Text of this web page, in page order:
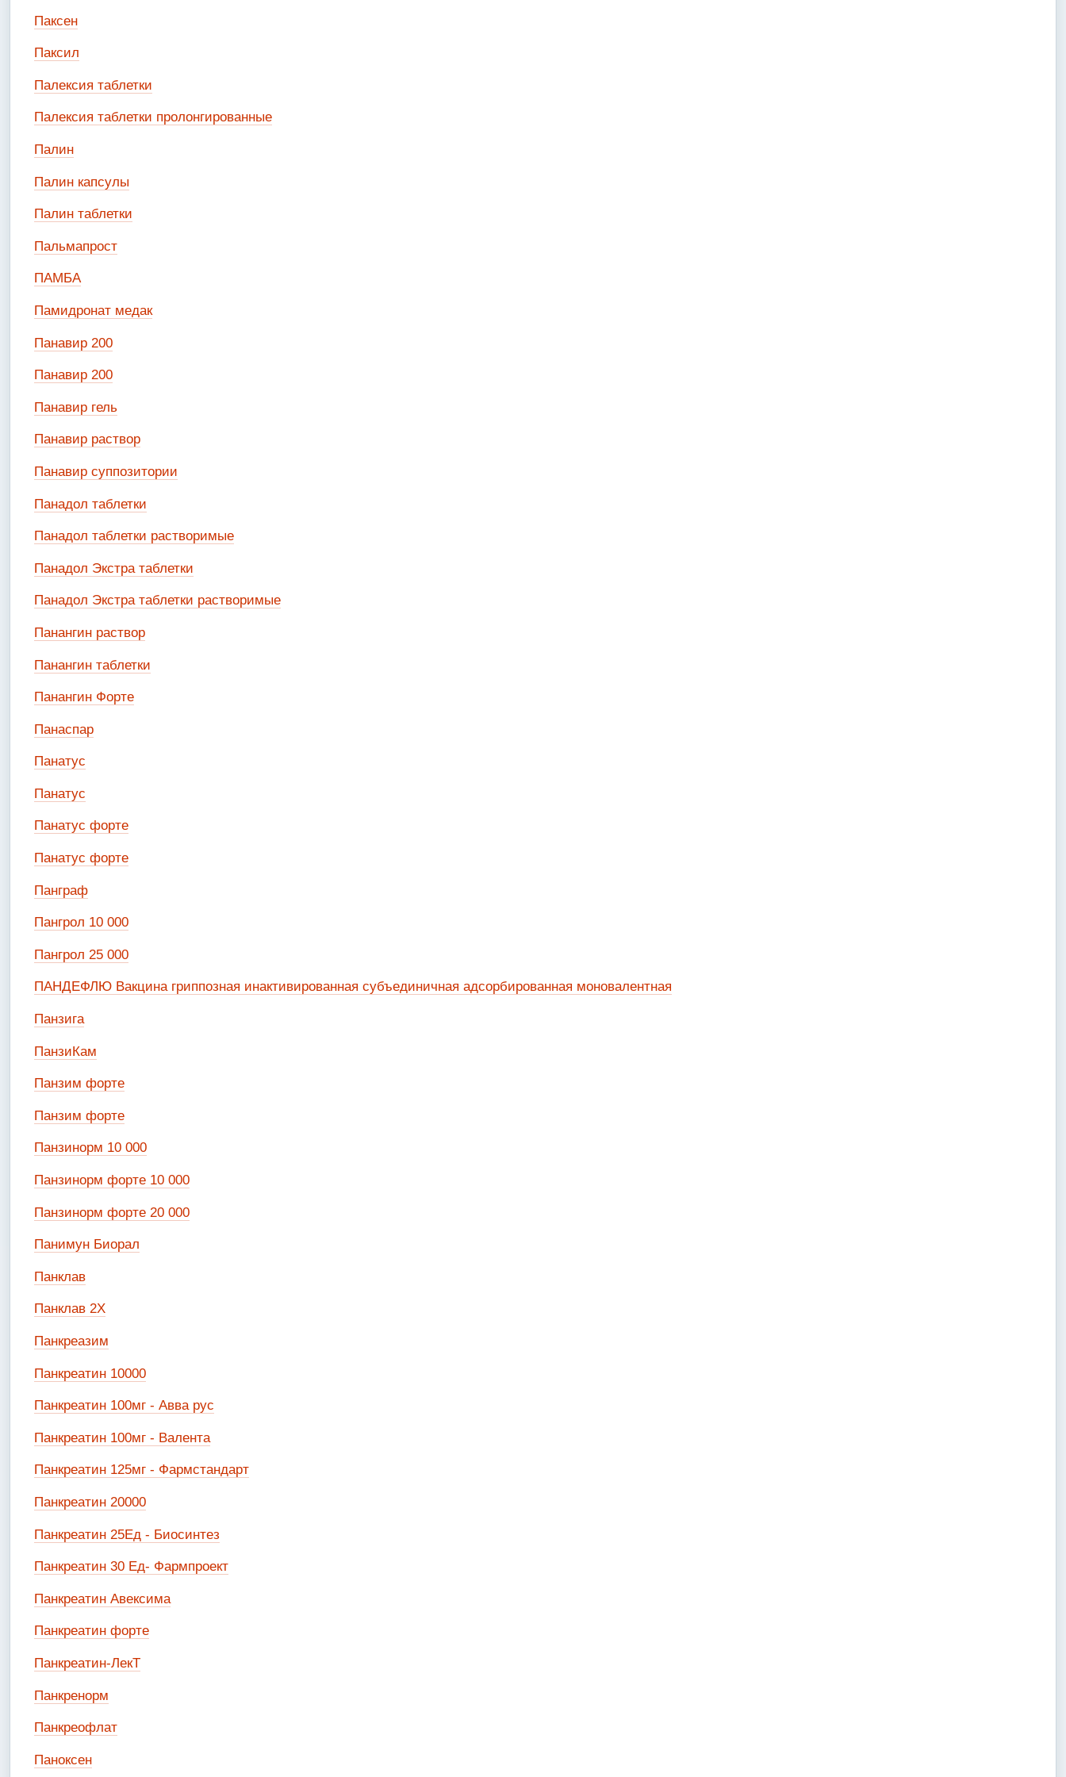
Паксен
Паксил
Палексия таблетки
Палексия таблетки пролонгированные
Палин
Палин капсулы
Палин таблетки
Пальмапрост
ПАМБА
Памидронат медак
Панавир 200
Панавир 200
Панавир гель
Панавир раствор
Панавир суппозитории
Панадол таблетки
Панадол таблетки растворимые
Панадол Экстра таблетки
Панадол Экстра таблетки растворимые
Панангин раствор
Панангин таблетки
Панангин Форте
Панаспар
Панатус
Панатус
Панатус форте
Панатус форте
Панграф
Пангрол 10 000
Пангрол 25 000
ПАНДЕФЛЮ Вакцина гриппозная инактивированная субъединичная адсорбированная моновалентная
Панзига
ПанзиКам
Панзим форте
Панзим форте
Панзинорм 10 000
Панзинорм форте 10 000
Панзинорм форте 20 000
Панимун Биорал
Панклав
Панклав 2Х
Панкреазим
Панкреатин 10000
Панкреатин 100мг - Авва рус
Панкреатин 100мг - Валента
Панкреатин 125мг - Фармстандарт
Панкреатин 20000
Панкреатин 25Ед - Биосинтез
Панкреатин 30 Ед- Фармпроект
Панкреатин Авексима
Панкреатин форте
Панкреатин-ЛекТ
Панкренорм
Панкреофлат
Паноксен